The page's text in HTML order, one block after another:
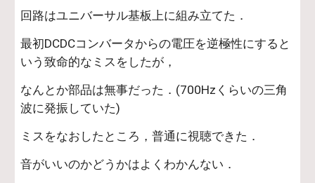
回路はユニバーサル基板上に組み立てた．
最初DCDCコンバータからの電圧を逆極性にすると
いう致命的なミスをしたが，
なんとか部品は無事だった．(700Hzくらいの三角
波に発振していた)
ミスをなおしたところ，普通に視聴できた．
音がいいのかどうかはよくわかんない．